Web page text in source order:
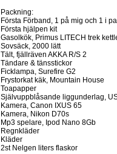
Packning:
Första Förband, 1 på mig och 1 i
Första hjälpen kit
Gasolkök, Primus LITECH trek
Sovsäck, 2000 lätt
Tält, fjällräven AKKA R/S 2
Tändare & tänsstickor
Ficklampa, Surefire G2
Frystorkat käk, Mountain House
Toapapper
Självuppblåsande liggunderlag,
Kamera, Canon IXUS 65
Kamera, Nikon D70s
Mp3 spelare, Ipod Nano 8Gb
Regnkläder
Kläder
2st Nelgen liters flaskor